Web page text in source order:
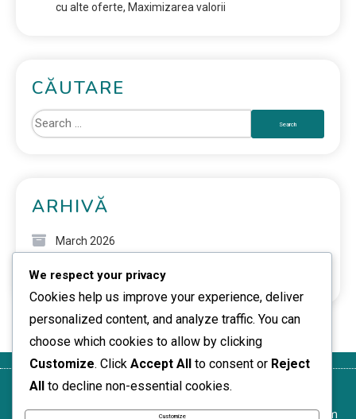
cu alte oferte, Maximizarea valorii
CĂUTARE
ARHIVĂ
March 2026
February 2026
Contact
Cookie-uri și
urmărire
Politica de protecție
a datelor
condiții
suntem
We respect your privacy
Cookies help us improve your experience, deliver
personalized content, and analyze traffic. You can
choose which cookies to allow by clicking
Customize. Click Accept All to consent or Reject
All to decline non-essential cookies.
Customize